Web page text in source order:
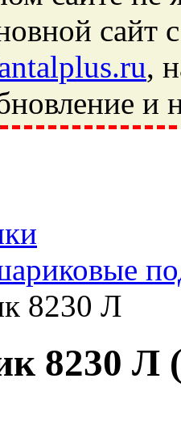
сайт
,
и
метизы, техника,
8230 Л
8230 Л